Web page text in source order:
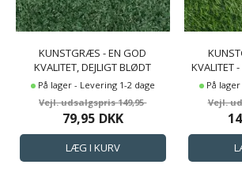
KUNSTGRÆS - EN GOD
KVALITET, DEJLIGT BLØDT
GRÆSTÆPPE I GOD KVALITET -
PERFEKT TIL TERRASSEN ELLER
ALTANEN
På lager - Levering 1-2 dage
149,95
79,95 DKK
KVALITET
LÆKKERT
TIL
På